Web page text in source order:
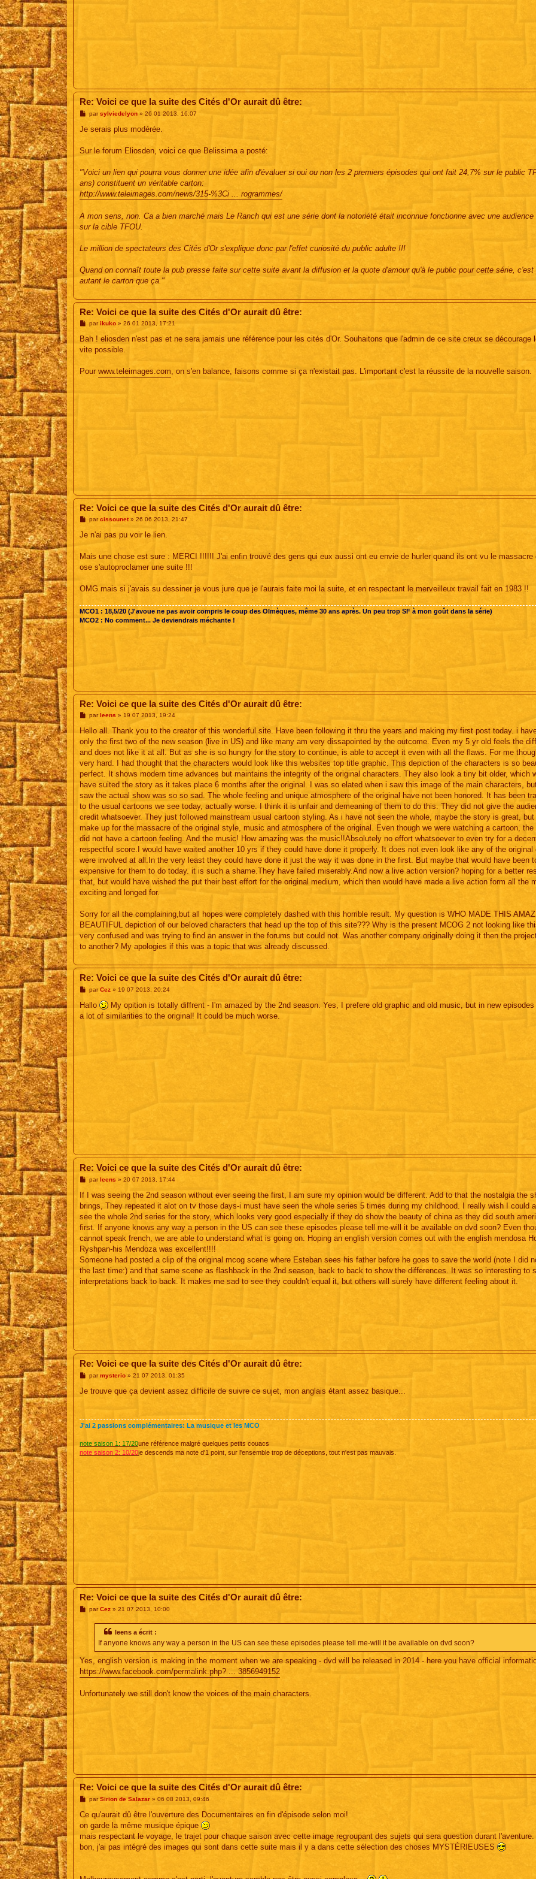
Re: Voici ce que la suite des Cités d'Or aurait dû être:
M
s
g
parsylviedelyon» 26 01 2013, 16:07
Je serais plus modérée.
Sur le forum Eliosden, voici ce que Belissima a posté:
"Voici un lien qui pourra vous donner une idée afin d'évaluer si oui ou non les 2 premiers épisodes qui ont fait 24,7% sur le public
ans) constituent un véritable carton:
http://www.teleimages.com/news/315-%3Ci ... rogrammes/
A mon sens, non. Ca a bien marché mais Le Ranch qui est une série dont la notoriété était inconnue fonctionne avec une audience
sur la cible TFOU.
Le million de spectateurs des Cités d'Or s'explique donc par l'effet curiosité du public adulte !!!
Quand on connaît toute la pub presse faite sur cette suite avant la diffusion et la quote d'amour qu'à le public pour cette série, c'est
autant le carton que ça."
Re: Voici ce que la suite des Cités d'Or aurait dû être:
M
s
a
parikuko» 26 01 2013, 17:21
Bah ! eliosden n'est pas et ne sera jamais une référence pour les cités d'Or. Souhaitons que l'admin de ce site creux se décourage
vite possible.
Pour www.teleimages.com, on s'en balance, faisons comme si ça n'existait pas. L'important c'est la réussite de la nouvelle saison.
Re: Voici ce que la suite des Cités d'Or aurait dû être:
M
s
g
parcissounet» 26 06 2013, 21:47
Je n'ai pas pu voir le lien.
Mais une chose est sure : MERCI !!!!!! J'ai enfin trouvé des gens qui eux aussi ont eu envie de hurler quand ils ont vu le massacre
ose s'autoproclamer une suite !!!
OMG mais si j'avais su dessiner je vous jure que je l'aurais faite moi la suite, et en respectant le merveilleux travail fait en 1983 !!
MCO1 : 18,5/20 (J'avoue ne pas avoir compris le coup des Olmèques, même 30 ans après. Un peu trop SF à mon goût dans la série)
MCO2 : No comment... Je deviendrais méchante !
Re: Voici ce que la suite des Cités d'Or aurait dû être:
M
s
a
g
parleens » 19 07 2013, 19:24
Hello all. Thank you to the creator of this wonderful site. Have been following it thru the years and making my first post today. i
only the first two of the new season (live in US) and like many am very dissapointed by the outcome. Even my 5 yr old feels the
and does not like it at all. But as she is so hungry for the story to continue, is able to accept it even with all the flaws. For me
very hard. I had thought that the characters would look like this websites top title graphic. This depiction of the characters is so
perfect. It shows modern time advances but maintains the integrity of the original characters. They also look a tiny bit older, which
have suited the story as it takes place 6 months after the original. I was so elated when i saw this image of the main characters,
saw the actual show was so so sad. The whole feeling and unique atmosphere of the original have not been honored. It has been
to the usual cartoons we see today, actually worse. I think it is unfair and demeaning of them to do this. They did not give the
credit whatsoever. They just followed mainstream usual cartoon styling. As i have not seen the whole, maybe the story is great, but
make up for the massacre of the original style, music and atmosphere of the original. Even though we were watching a cartoon, the
did not have a cartoon feeling. And the music! How amazing was the music!!Absolutely no effort whatsoever to even try for a
respectful score.I would have waited another 10 yrs if they could have done it properly. It does not even look like any of the original
were involved at all.In the very least they could have done it just the way it was done in the first. But maybe that would have been
expensive for them to do today. it is such a shame.They have failed miserably.And now a live action version? hoping for a better
that, but would have wished the put their best effort for the original medium, which then would have made a live action form all the
exciting and longed for.
Sorry for all the complaining,but all hopes were completely dashed with this horrible result. My question is WHO MADE THIS
BEAUTIFUL depiction of our beloved characters that head up the top of this site??? Why is the present MCOG 2 not looking like
very confused and was trying to find an answer in the forums but could not. Was another company originally doing it then the
to another? My apologies if this was a topic that was already discussed.
Re: Voici ce que la suite des Cités d'Or aurait dû être:
M
s
a
parCez» 19 07 2013, 20:24
Hallo
My opition is totally diffrent - I'm amazed by the 2nd season. Yes, I prefere old graphic and old music, but in new
a lot of similarities to the original! It could be much worse.
Re: Voici ce que la suite des Cités d'Or aurait dû être:
M
s
a
g
parleens » 20 07 2013, 17:44
If I was seeing the 2nd season without ever seeing the first, I am sure my opinion would be different. Add to that the nostalgia the
brings, They repeated it alot on tv those days-i must have seen the whole series 5 times during my childhood. I really wish I could
see the whole 2nd series for the story, which looks very good especially if they do show the beauty of china as they did south
first. If anyone knows any way a person in the US can see these episodes please tell me-will it be available on dvd soon? Even
cannot speak french, we are able to understand what is going on. Hoping an english version comes out with the english mendosa
Ryshpan-his Mendoza was excellent!!!!
Someone had posted a clip of the original mcog scene where Esteban sees his father before he goes to save the world (note I did
the last time:) and that same scene as flashback in the 2nd season, back to back to show the differences. It was so interesting to
interpretations back to back. It makes me sad to see they couldn't equal it, but others will surely have different feeling about it.
Re: Voici ce que la suite des Cités d'Or aurait dû être:
M
s
parmysterio» 21 07 2013, 01:35
Je trouve que ça devient assez difficile de suivre ce sujet, mon anglais étant assez basique...
J'ai 2 passions complémentaires: La musique et les MCO
note saison 1: 17/20une référence malgré quelques petits couacs
note saison 2: 10/20je descends ma note d'1 point, sur l'ensemble trop de déceptions, tout n'est pas mauvais.
Re: Voici ce que la suite des Cités d'Or aurait dû être:
Mpar Cez» 21 07 2013, 10:00
leens a écrit :
If anyone knows any way a person in the US can see these episodes please tell me-will it be available on dvd soon?
Yes, english version is making in the moment when we are speaking - dvd will be released in 2014 - here you have official
https://www.facebook.com/permalink.php? ... 3856949152
Unfortunately we still don't know the voices of the main characters.
Re: Voici ce que la suite des Cités d'Or aurait dû être:
M
s
a
g
parSirion de Salazar» 06 08 2013, 09:46
Ce qu'aurait dû être l'ouverture des Documentaires en fin d'épisode selon moi!
on garde la même musique épique
mais respectant le voyage, le trajet pour chaque saison avec cette image regroupant des sujets qui sera question durant l'aventure.
bon, j'ai pas intégré des images qui sont dans cette suite mais il y a dans cette sélection des choses MYSTÉRIEUSES